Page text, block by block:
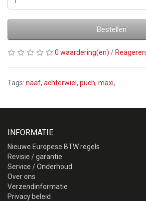
Bestellen
0 waardering(en) / Reageren
Tags: naaf, achterwiel , puch, maxi,
INFORMATIE
Nieuwe Europese BTW regels
Revisie / garantie
Service / Onderhoud
Over ons
Verzendinformatie
Privacy beleid